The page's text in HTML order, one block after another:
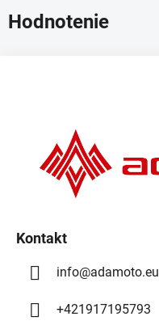
Hodnotenie
Kontakt
info@adamoto.eu
+421917195793